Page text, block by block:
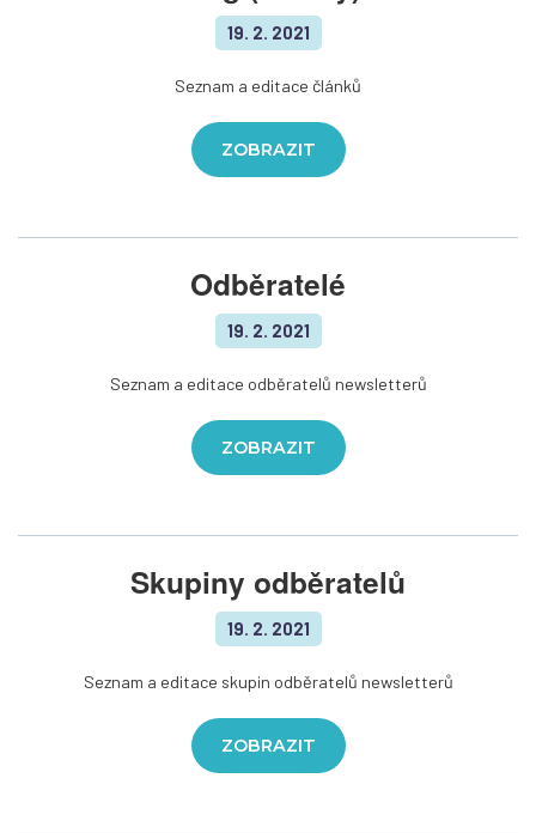
19. 2. 2021
Seznam a editace článků
ZOBRAZIT
Odběratelé
19. 2. 2021
Seznam a editace odběratelů newsletterů
ZOBRAZIT
Skupiny odběratelů
19. 2. 2021
Seznam a editace skupin odběratelů newsletterů
ZOBRAZIT